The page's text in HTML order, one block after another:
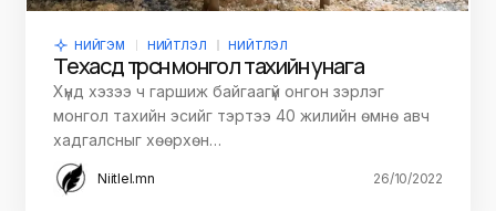
НИЙГЭМ НИЙТЛЭЛ НИЙТЛЭЛ
Техасд төрсөн монгол тахийн унага
Хүнд хэзээ ч гаршиж байгаагүй онгон зэрлэг
монгол тахийн эсийг тэртээ 40 жилийн өмнө авч
хадгалсныг хөөрхөн…
Niitlel.mn 26/10/2022